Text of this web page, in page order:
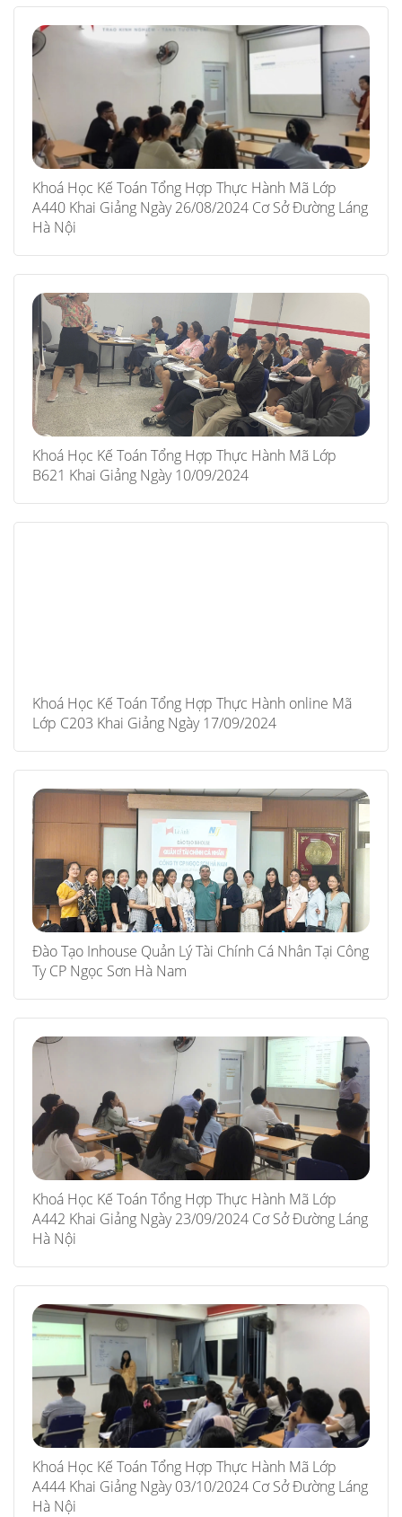
Khoá Học Kế Toán Tổng Hợp Thực Hành Mã Lớp
A440 Khai Giảng Ngày 26/08/2024 Cơ Sở Đường Láng
Hà Nội
Khoá Học Kế Toán Tổng Hợp Thực Hành Mã Lớp
B621 Khai Giảng Ngày 10/09/2024
Khoá Học Kế Toán Tổng Hợp Thực Hành online Mã
Lớp C203 Khai Giảng Ngày 17/09/2024
Đào Tạo Inhouse Quản Lý Tài Chính Cá Nhân Tại Công
Ty CP Ngọc Sơn Hà Nam
Khoá Học Kế Toán Tổng Hợp Thực Hành Mã Lớp
A442 Khai Giảng Ngày 23/09/2024 Cơ Sở Đường Láng
Hà Nội
Khoá Học Kế Toán Tổng Hợp Thực Hành Mã Lớp
A444 Khai Giảng Ngày 03/10/2024 Cơ Sở Đường Láng
Hà Nội